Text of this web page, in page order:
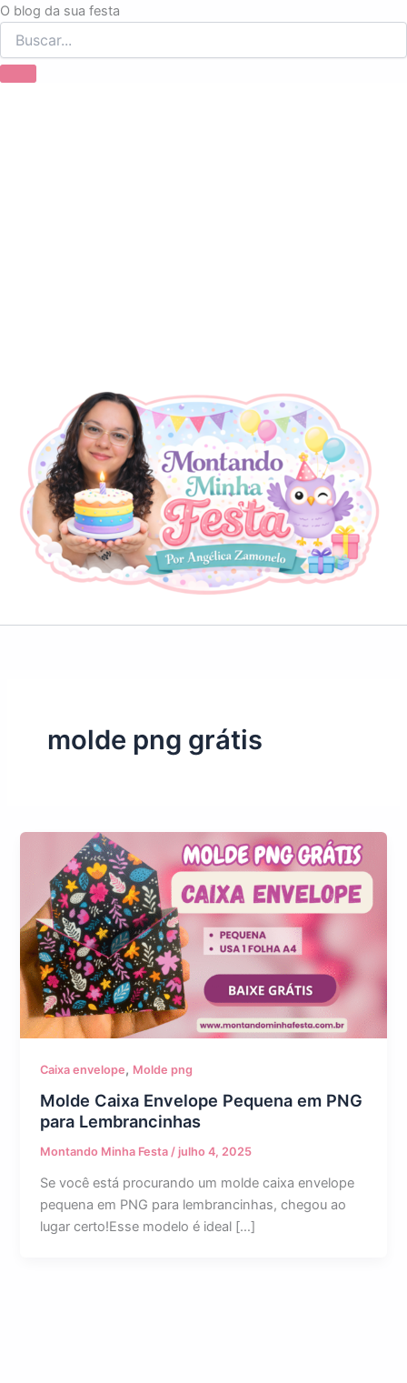
O blog da sua festa
Ir
para
o
molde png grátis
Caixa envelope, Molde png
Molde Caixa Envelope Pequena em PNG
para Lembrancinhas
Montando Minha Festa/ julho 4, 2025
Se você está procurando um molde caixa envelope
pequena em PNG para lembrancinhas, chegou ao
lugar certo!Esse modelo é ideal […]